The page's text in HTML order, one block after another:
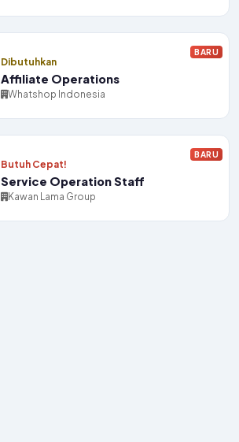
Dibutuhkan
Affiliate Operations
Whatshop Indonesia
BARU
Butuh Cepat!
Service Operation Staff
Kawan Lama Group
BARU